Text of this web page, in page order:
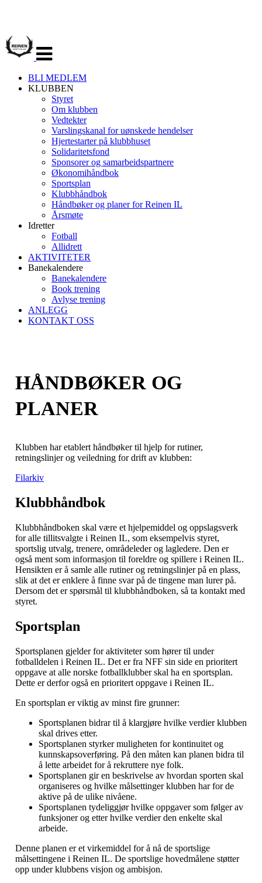
navigasjon
BLI MEDLEM
KLUBBEN
Styret
Om klubben
Vedtekter
Varslingskanal for uønskede hendelser
Hjertestarter på klubbhuset
Solidaritetsfond
Sponsorer og samarbeidspartnere
Økonomihåndbok
Sportsplan
Klubbhåndbok
Håndbøker og planer for Reinen IL
Årsmøte
Idretter
Fotball
Allidrett
AKTIVITETER
Banekalendere
Banekalendere
Book trening
Avlyse trening
ANLEGG
KONTAKT OSS
HÅNDBØKER OG
PLANER
Klubben har etablert håndbøker til hjelp for rutiner,
retningslinjer og veiledning for drift av klubben:
Filarkiv
Klubbhåndbok
Klubbhåndboken skal være et hjelpemiddel og oppslagsverk
for alle tillitsvalgte i Reinen IL, som eksempelvis styret,
sportslig utvalg, trenere, områdeleder og lagledere. Den er
også ment som informasjon til foreldre og spillere i Reinen IL.
Hensikten er å samle alle rutiner og retningslinjer på en plass,
slik at det er enklere å finne svar på de tingene man lurer på.
Dersom det er spørsmål til klubbhåndboken, så ta kontakt med
styret.
Sportsplan
Sportsplanen gjelder for aktiviteter som hører til under
fotballdelen i Reinen IL. Det er fra NFF sin side en prioritert
oppgave at alle norske fotballklubber skal ha en sportsplan.
Dette er derfor også en prioritert oppgave i Reinen IL.
En sportsplan er viktig av minst fire grunner:
Sportsplanen bidrar til å klargjøre hvilke verdier klubben
skal drives etter.
Sportsplanen styrker muligheten for kontinuitet og
kunnskapsoverføring. På den måten kan planen bidra til
å lette arbeidet for å rekruttere nye folk.
Sportsplanen gir en beskrivelse av hvordan sporten skal
organiseres og hvilke målsettinger klubben har for de
aktive på de ulike nivåene.
Sportsplanen tydeliggjør hvilke oppgaver som følger av
funksjoner og etter hvilke verdier den enkelte skal
arbeide.
Denne planen er et virkemiddel for å nå de sportslige
målsettingene i Reinen IL. De sportslige hovedmålene støtter
opp under klubbens visjon og ambisjon.